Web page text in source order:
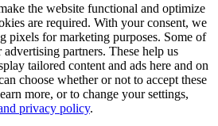
the website functional and optimize
are required. With your consent, we
pixels for marketing purposes. Some of
partners. These help us
tailored content and ads here and on
choose whether or not to accept these
more, or to change your settings,
privacy policy.